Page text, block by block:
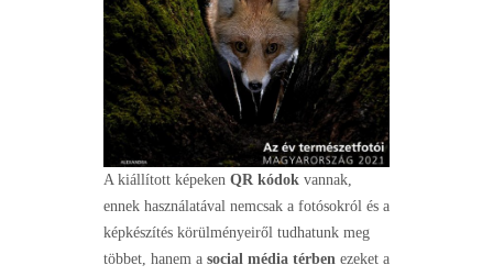
A kiállított képeken QR kódok vannak,
ennek használatával nemcsak a fotósokról és a
képkészítés körülményeiről tudhatunk meg
többet, hanem a social média térben ezeket a